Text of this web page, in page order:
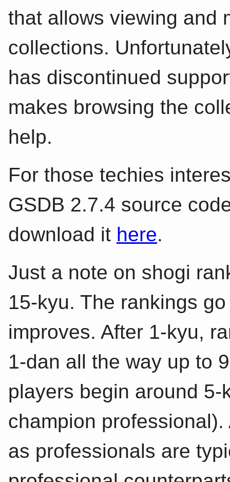
that allows viewing and
collections.
has discontinued
makes browsing the
help.
For those techies
GSDB 2.7.4 source
download it here.
Just a note on shogi
15-kyu. The rankings
improves. After 1-kyu,
1-dan all the way up to
players begin around
champion
as professionals are